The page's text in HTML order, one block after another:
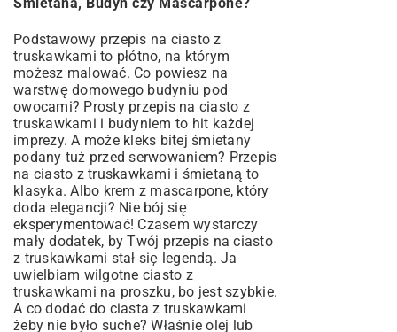
Śmietana, Budyń czy Mascarpone?
Podstawowy przepis na ciasto z
truskawkami to płótno, na którym
możesz malować. Co powiesz na
warstwę domowego budyniu pod
owocami? Prosty przepis na ciasto z
truskawkami i budyniem to hit każdej
imprezy. A może kleks bitej śmietany
podany tuż przed serwowaniem? Przepis
na ciasto z truskawkami i śmietaną to
klasyka. Albo krem z mascarpone, który
doda elegancji? Nie bój się
eksperymentować! Czasem wystarczy
mały dodatek, by Twój przepis na ciasto
z truskawkami stał się legendą. Ja
uwielbiam wilgotne ciasto z
truskawkami na proszku, bo jest szybkie.
A co dodać do ciasta z truskawkami
żeby nie było suche? Właśnie olej lub